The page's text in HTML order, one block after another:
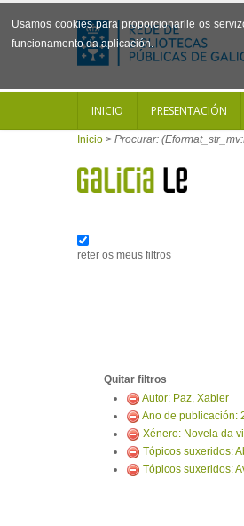
Usamos cookies para proporcionarlle os
funcionamento da aplicación.
INICIO PRESENTACIÓN
Inicio > Procurar:
reter os meus filtros
Quitar filtros
Autor: Paz, Xabier
Ano de publicación:
Xénero: Novela da
Tópicos suxeridos:
Tópicos suxeridos: